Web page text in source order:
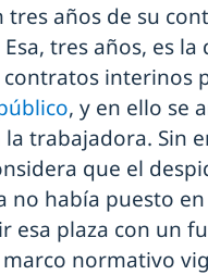
tres años de su
tres años, es
interinos
, y en ello se
trabajadora. Sin
que el
no había puesto
esa plaza con un
normativo